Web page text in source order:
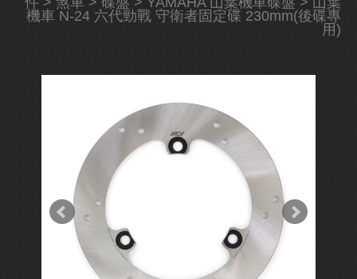
機車 N-24 六代勁戰 守衛者固定碟 230mm(後碟專
用)